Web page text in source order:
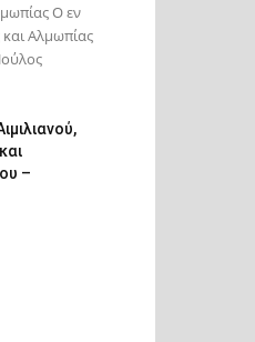
Ο εν
Αλμωπίας
–